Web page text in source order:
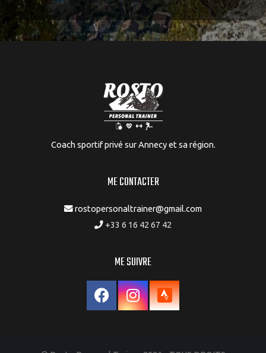
Coach sportif privé sur Annecy et sa région.
ME CONTACTER
rostopersonaltrainer@gmail.com
+33 6 16 42 67 42
ME SUIVRE